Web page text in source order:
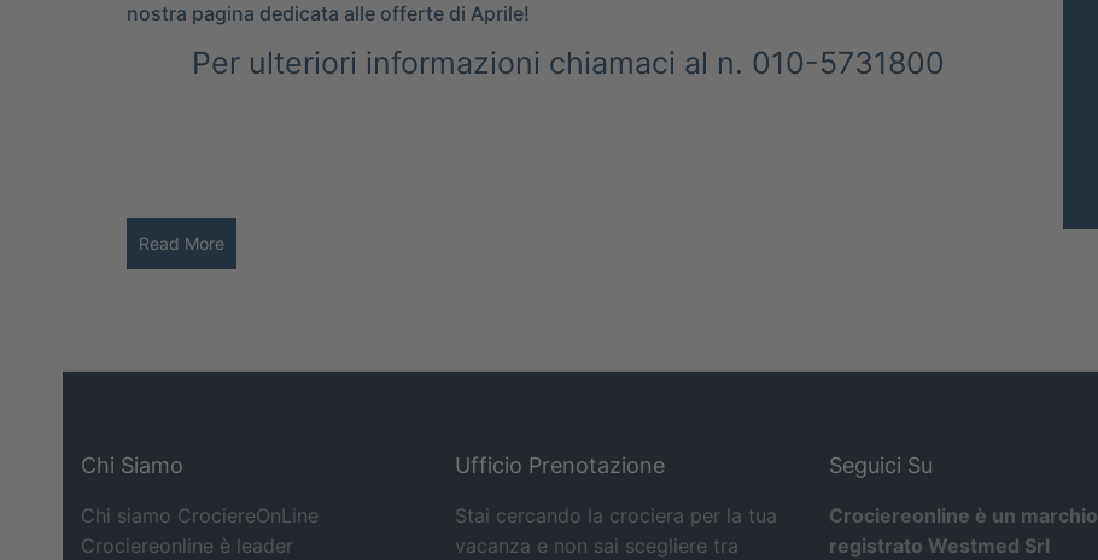
nostra pagina dedicata alle offerte di Aprile!
Per ulteriori informazioni chiamaci al n. 010-5731800
Read More
Chi Siamo
Chi siamo CrociereOnLine
Crociereonline è leader
Ufficio Prenotazione
Stai cercando la crociera per la tua
vacanza e non sai scegliere tra
Seguici Su
Crociereonline è un marchio
registrato Westmed Srl